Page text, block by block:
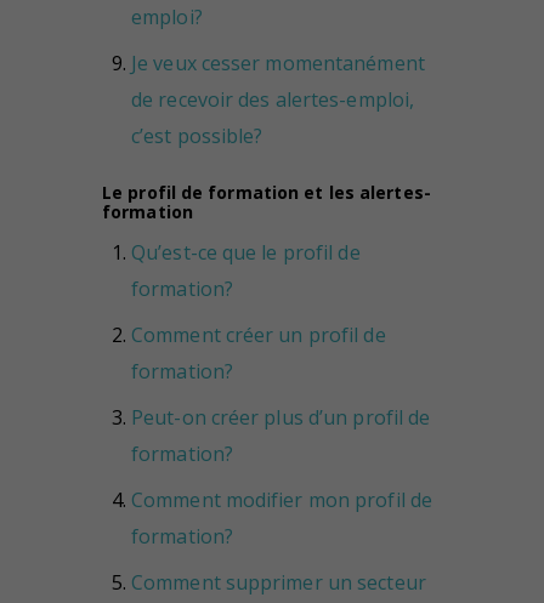
emploi?
Je veux cesser momentanément
de recevoir des alertes-emploi,
c’est possible?
Le profil de formation et les alertes-
formation
Qu’est-ce que le profil de
formation?
Comment créer un profil de
formation?
Peut-on créer plus d’un profil de
formation?
Comment modifier mon profil de
formation?
Comment supprimer un secteur